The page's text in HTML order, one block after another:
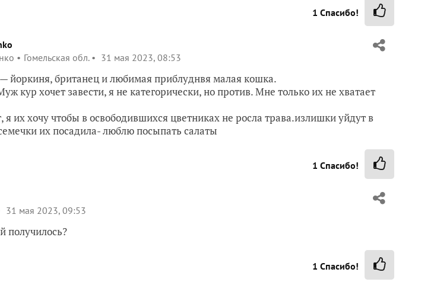
1 Спасибо!
Гомельская обл. 31 мая 2023, 08:53
йоркиня, британец и любимая приблуднвя малая кошка.
кур хочет завести, я не категорически, но против. Мне только их не хватает
я их хочу чтобы в освободившихся цветниках не росла трава.излишки уйдут в
их посадила- люблю посыпать салаты
1 Спасибо!
31 мая 2023, 09:53
получилось?
1 Спасибо!